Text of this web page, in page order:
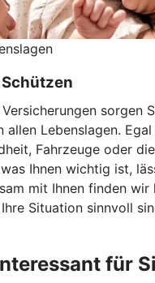
sorgen
allen Lebenslagen.
Fahrzeuge oder
Ihnen wichtig ist,
mit Ihnen finden wir
Situation sinnvoll
für